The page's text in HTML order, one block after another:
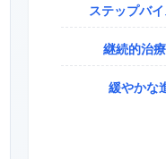
ステップバ
継続的治療
緩やかな